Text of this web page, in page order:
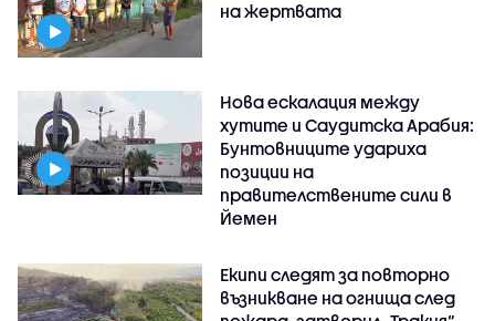
на жертвата
Нова ескалация между
хутите и Саудитска Арабия:
Бунтовниците удариха
позиции на
правителствените сили в
Йемен
Екипи следят за повторно
възникване на огнища след